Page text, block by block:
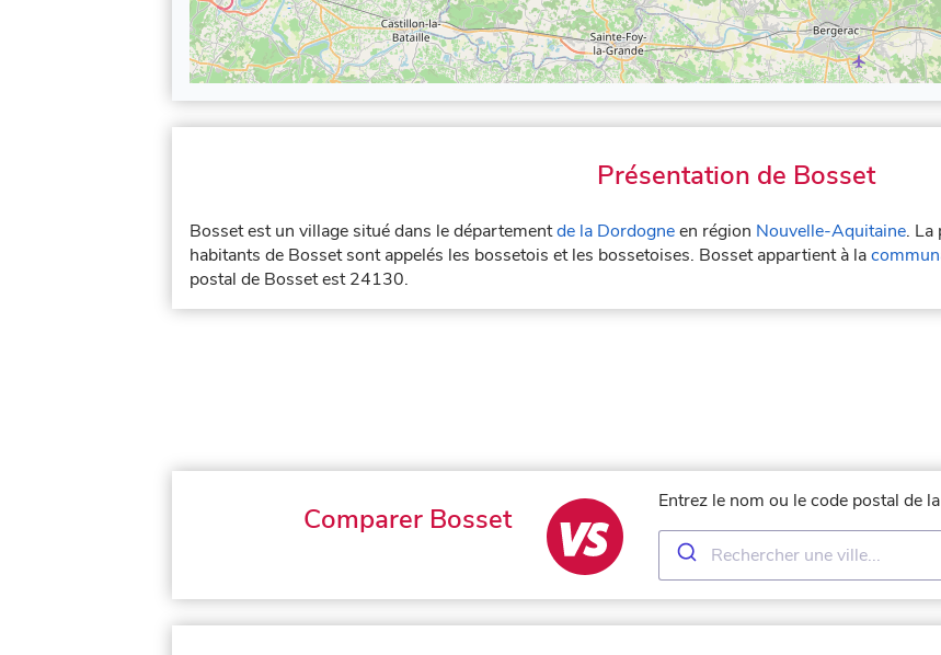
Présentation de Bosset
Bosset est un village situé dans le départementde la Dordogneen région Nouvelle-Aquitaine. La
habitants de Bosset sont appelés les bossetois et les bossetoises. Bosset appartient à la
postal de Bosset est 24130.
Comparer Bosset
Entrez le nom ou le code postal de